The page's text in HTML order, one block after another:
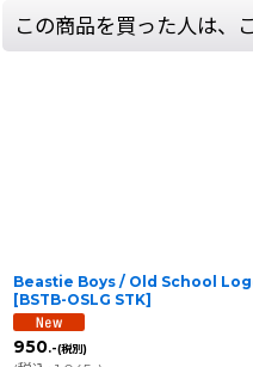
この商品を買った人は、
Beastie Boys / Old School
[BSTB-OSLG STK]
950.-(税別)